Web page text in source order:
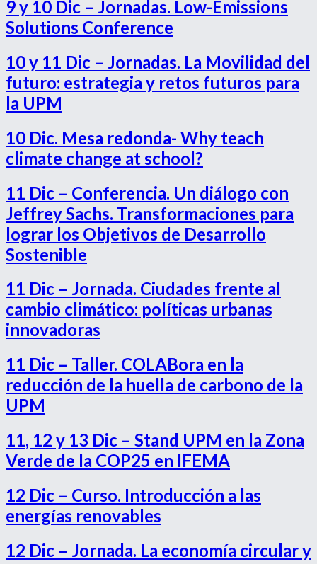
9 y 10 Dic – Jornadas. Low-Emissions
Solutions Conference
10 y 11 Dic – Jornadas. La Movilidad del
futuro: estrategia y retos futuros para
la UPM
10 Dic. Mesa redonda- Why teach
climate change at school?
11 Dic – Conferencia. Un diálogo con
Jeffrey Sachs. Transformaciones para
lograr los Objetivos de Desarrollo
Sostenible
11 Dic – Jornada. Ciudades frente al
cambio climático: políticas urbanas
innovadoras
11 Dic – Taller. COLABora en la
reducción de la huella de carbono de la
UPM
11, 12 y 13 Dic – Stand UPM en la Zona
Verde de la COP25 en IFEMA
12 Dic – Curso. Introducción a las
energías renovables
12 Dic – Jornada. La economía circular y